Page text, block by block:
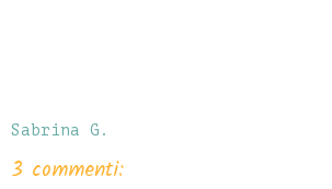
Sabrina G.
3 commenti: